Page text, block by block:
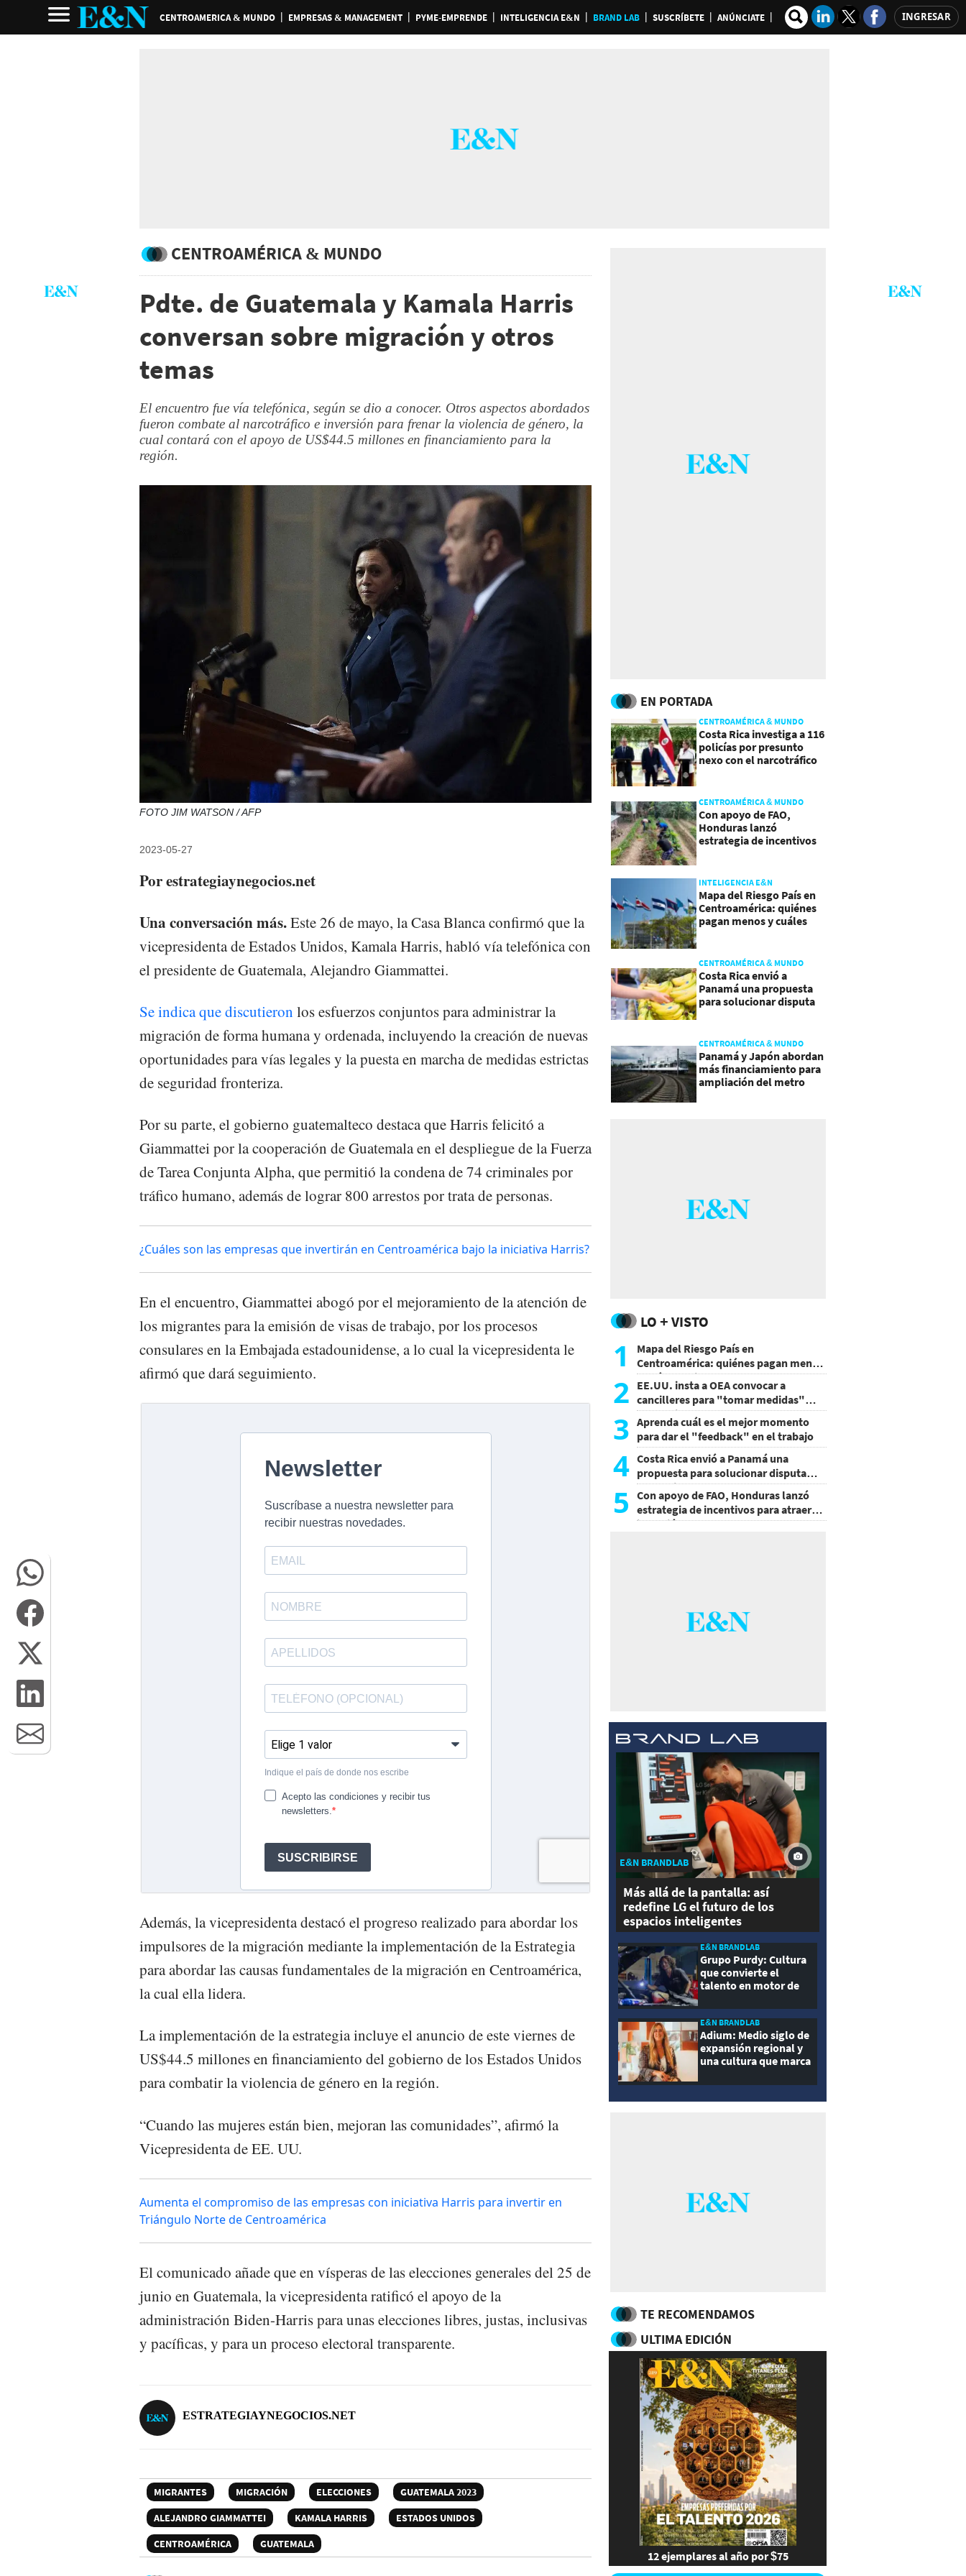
CENTROAMERICA & MUNDO EMPRESAS & MANAGEMENT PYME-EMPRENDE INTELIGENCIA E&N BRAND LAB SUSCRÍBETE ANÚNCIATE INGRESAR
CENTROAMÉRICA & MUNDO
Pdte. de Guatemala y Kamala Harris
conversan sobre migración y otros
temas
El encuentro fue vía telefónica, según se dio a conocer. Otros aspectos abordados
fueron combate al narcotráfico e inversión para frenar la violencia de género, la
cual contará con el apoyo de US$44.5 millones en financiamiento para la
región.
FOTO JIM WATSON / AFP
2023-05-27
Por estrategiaynegocios.net
Una conversación más.Este 26 de mayo, la Casa Blanca confirmó que la
vicepresidenta de Estados Unidos, Kamala Harris, habló vía telefónica con
el presidente de Guatemala, Alejandro Giammattei.
Se indica que discutieron los esfuerzos conjuntos para administrar la
migración de forma humana y ordenada, incluyendo la creación de nuevas
oportunidades para vías legales y la puesta en marcha de medidas estrictas
de seguridad fronteriza.
Por su parte, el gobierno guatemalteco destaca que Harris felicitó a
Giammattei por la cooperación de Guatemala en el despliegue de la Fuerza
de Tarea Conjunta Alpha, que permitió la condena de 74 criminales por
tráfico humano, además de lograr 800 arrestos por trata de personas.
¿Cuáles son las empresas que invertirán en Centroamérica bajo la iniciativa Harris?
En el encuentro, Giammattei abogó por el mejoramiento de la atención de
los migrantes para la emisión de visas de trabajo, por los procesos
consulares en la Embajada estadounidense, a lo cual la vicepresidenta le
afirmó que dará seguimiento.
Además, la vicepresidenta destacó el progreso realizado para abordar los
impulsores de la migración mediante la implementación de la Estrategia
para abordar las causas fundamentales de la migración en Centroamérica,
la cual ella lidera.
La implementación de la estrategia incluye el anuncio de este viernes de
US$44.5 millones en financiamiento del gobierno de los Estados Unidos
para combatir la violencia de género en la región.
“Cuando las mujeres están bien, mejoran las comunidades”, afirmó la
Vicepresidenta de EE. UU.
Aumenta el compromiso de las empresas con iniciativa Harris para invertir en
Triángulo Norte de Centroamérica
El comunicado añade que en vísperas de las elecciones generales del 25 de
junio en Guatemala, la vicepresidenta ratificó el apoyo de la
administración Biden-Harris para unas elecciones libres, justas, inclusivas
y pacíficas, y para un proceso electoral transparente.
ESTRATEGIAYNEGOCIOS.NET
MIGRANTES MIGRACIÓN ELECCIONES
GUATEMALA 2023
ALEJANDRO GIAMMATTEI
KAMALA HARRIS
ESTADOS UNIDOS
CENTROAMÉRICA
GUATEMALA
EN PORTADA
CENTROAMÉRICA & MUNDO
Costa Rica investiga a 116
policías por presunto
nexo con el narcotráfico
CENTROAMÉRICA & MUNDO
Con apoyo de FAO,
Honduras lanzó
estrategia de incentivos
INTELIGENCIA E&N
Mapa del Riesgo País en
Centroamérica: quiénes
pagan menos y cuáles
CENTROAMÉRICA & MUNDO
Costa Rica envió a
Panamá una propuesta
para solucionar disputa
CENTROAMÉRICA & MUNDO
Panamá y Japón abordan
más financiamiento para
ampliación del metro
LO + VISTO
1
Mapa del Riesgo País en
Centroamérica: quiénes pagan menos
y cuáles mejoraron
2 EE.UU. insta a OEA convocar a
cancilleres para "tomar medidas"
sobre Nicaragua
3 Aprenda cuál es el mejor momento
para dar el "feedback" en el trabajo
4 Costa Rica envió a Panamá una
propuesta para solucionar disputa
comercial
5
Con apoyo de FAO, Honduras lanzó
estrategia de incentivos para atraer
inversión al agro
E&N BRANDLAB
Más allá de la pantalla: así
redefine LG el futuro de los
espacios inteligentes
E&N BRANDLAB
Grupo Purdy: Cultura
que convierte el
talento en motor de
E&N BRANDLAB
Adium: Medio siglo de
expansión regional y
una cultura que marca
TE RECOMENDAMOS
ULTIMA EDICIÓN
12 ejemplares al año por $75